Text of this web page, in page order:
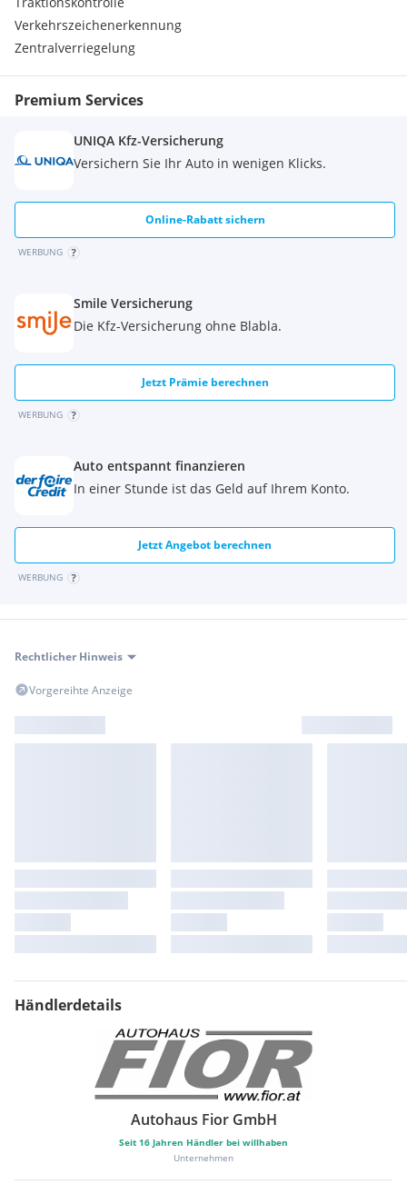
Verkehrszeichenerkennung
Zentralverriegelung
Premium Services
UNIQA Kfz-Versicherung
Versichern Sie Ihr Auto in wenigen Klicks.
Online-Rabatt sichern
WERBUNG
Smile Versicherung
Die Kfz-Versicherung ohne Blabla.
Jetzt Prämie berechnen
WERBUNG
Auto entspannt finanzieren
In einer Stunde ist das Geld auf Ihrem Konto.
Jetzt Angebot berechnen
WERBUNG
Rechtlicher Hinweis
Vorgereihte Anzeige
Händlerdetails
Autohaus Fior GmbH
Seit 16 Jahren Händler bei willhaben
Unternehmen